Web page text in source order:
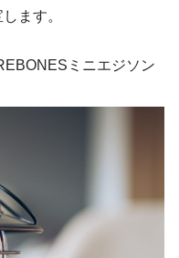
ます。
ミニエジソン